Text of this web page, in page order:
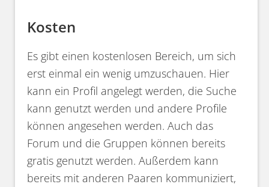
Kosten
Es gibt einen kostenlosen Bereich, um sich
erst einmal ein wenig umzuschauen. Hier
kann ein Profil angelegt werden, die Suche
kann genutzt werden und andere Profile
können angesehen werden. Auch das
Forum und die Gruppen können bereits
gratis genutzt werden. Außerdem kann
bereits mit anderen Paaren kommuniziert,